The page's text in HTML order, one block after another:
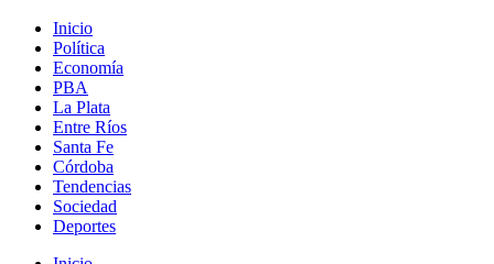
Inicio
Política
Economía
PBA
La Plata
Entre Ríos
Santa Fe
Córdoba
Tendencias
Sociedad
Deportes